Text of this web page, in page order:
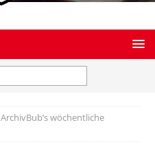
ArchivBub’s wöchentliche